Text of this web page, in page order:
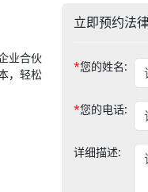
业合伙
，轻松
立即预约法
*您的姓名:
*您的电话:
详细描述: